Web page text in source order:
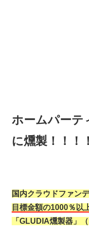
ホームパーテ
に燻製！！！！
国内クラウドファン
目標金額の1000％以
「GLUDIA燻製器」